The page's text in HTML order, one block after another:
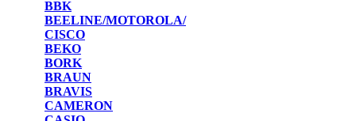
BBK
BEELINE/MOTOROLA/
CISCO
BEKO
BORK
BRAUN
BRAVIS
CAMERON